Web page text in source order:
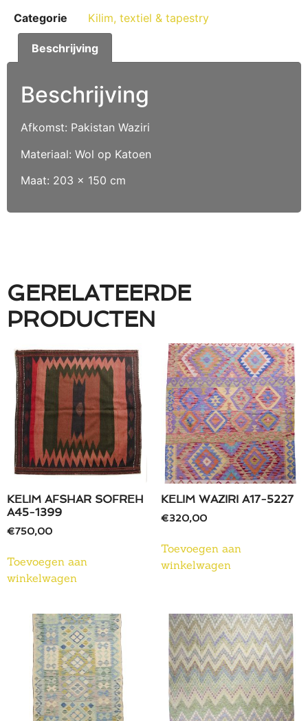
Categorie Kilim, textiel & tapestry
Beschrijving
Beschrijving
Afkomst: Pakistan Waziri
Materiaal: Wol op Katoen
Maat: 203 x 150 cm
GERELATEERDE
PRODUCTEN
KELIM AFSHAR SOFREH
A45-1399
€750,00
Toevoegen aan
winkelwagen
KELIM WAZIRI A17-5227
€320,00
Toevoegen aan
winkelwagen